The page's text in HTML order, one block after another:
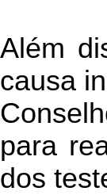
Além
causa
para
dos